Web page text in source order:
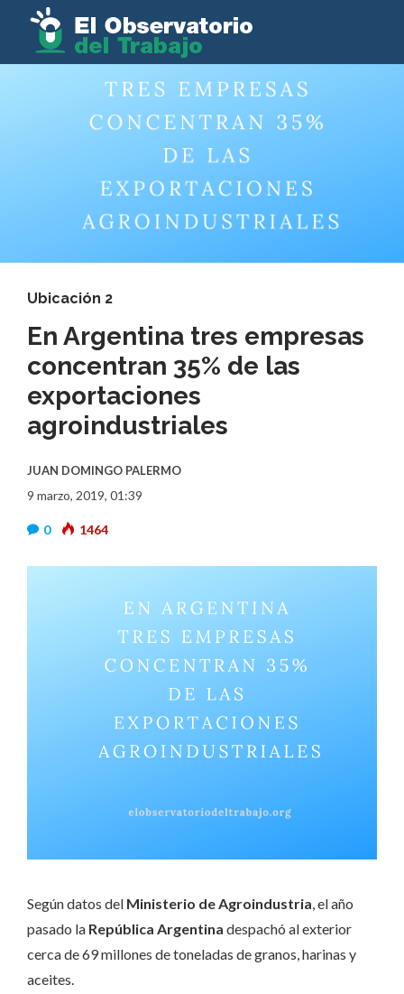
Ubicación 2
En Argentina tres empresas
concentran 35% de las
exportaciones
agroindustriales
JUAN DOMINGO PALERMO
9 marzo, 2019, 01:39
0 1464
Según datos del Ministerio de Agroindustria, el año
pasado la República Argentina despachó al exterior
cerca de 69 millones de toneladas de granos, harinas y
aceites.